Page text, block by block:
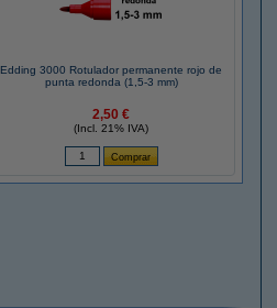
Edding 3000 Rotulador permanente rojo de
punta redonda (1,5-3 mm)
2,50 €
(Incl. 21% IVA)